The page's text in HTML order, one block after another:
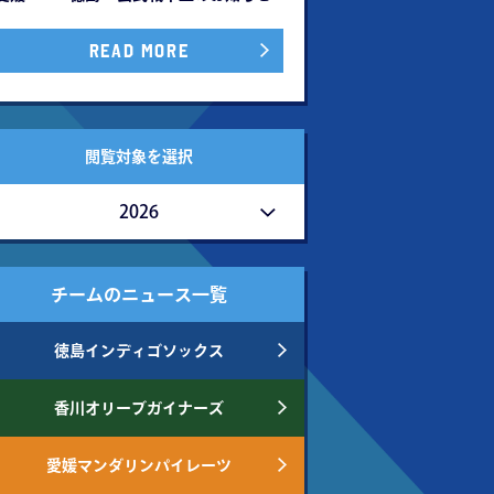
READ MORE
閲覧対象を選択
2026
チームのニュース一覧
徳島インディゴソックス
香川オリーブガイナーズ
愛媛マンダリンパイレーツ